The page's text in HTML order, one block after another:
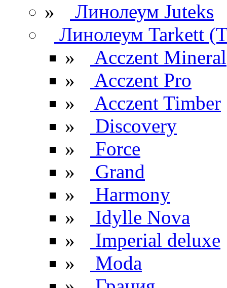
»
Линолеум Juteks
Линолеум Tarkett
»
Acczent Mineral
»
Acczent Pro
»
Acczent Timber
»
Discovery
»
Force
»
Grand
»
Harmony
»
Idylle Nova
»
Imperial deluxe
»
Moda